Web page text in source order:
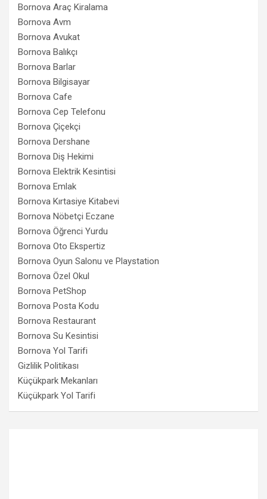
Bornova Araç Kiralama
Bornova Avm
Bornova Avukat
Bornova Balıkçı
Bornova Barlar
Bornova Bilgisayar
Bornova Cafe
Bornova Cep Telefonu
Bornova Çiçekçi
Bornova Dershane
Bornova Diş Hekimi
Bornova Elektrik Kesintisi
Bornova Emlak
Bornova Kırtasiye Kitabevi
Bornova Nöbetçi Eczane
Bornova Öğrenci Yurdu
Bornova Oto Ekspertiz
Bornova Oyun Salonu ve Playstation
Bornova Özel Okul
Bornova PetShop
Bornova Posta Kodu
Bornova Restaurant
Bornova Su Kesintisi
Bornova Yol Tarifi
Gizlilik Politikası
Küçükpark Mekanları
Küçükpark Yol Tarifi